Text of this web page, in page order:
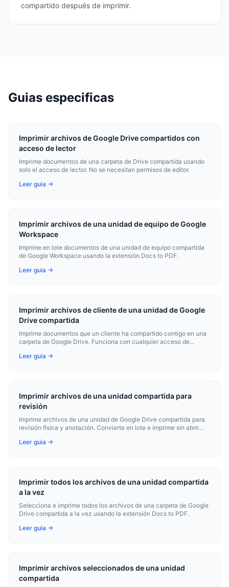
compartido después de imprimir.
Guias especificas
Imprimir archivos de Google Drive compartidos con
acceso de lector
Imprime documentos de una carpeta de Drive compartida usando
solo el acceso de lector. No se necesitan permisos de editor.
Leer guia →
Imprimir archivos de una unidad de equipo de Google
Workspace
Imprime en lote documentos de una unidad de equipo compartida
de Google Workspace usando la extensión Docs to PDF.
Leer guia →
Imprimir archivos de cliente de una unidad de Google
Drive compartida
Imprime documentos que un cliente ha compartido contigo en una
carpeta de Google Drive. Funciona con cualquier acceso de
Leer guia →
Imprimir archivos de una unidad compartida para
revisión
Imprime archivos de una unidad de Google Drive compartida para
revisión física y anotación. Convierte en lote e imprime sin abrir
Leer guia →
Imprimir todos los archivos de una unidad compartida
a la vez
Selecciona e imprime todos los archivos de una carpeta de Google
Drive compartida a la vez usando la extensión Docs to PDF.
Leer guia →
Imprimir archivos seleccionados de una unidad
compartida